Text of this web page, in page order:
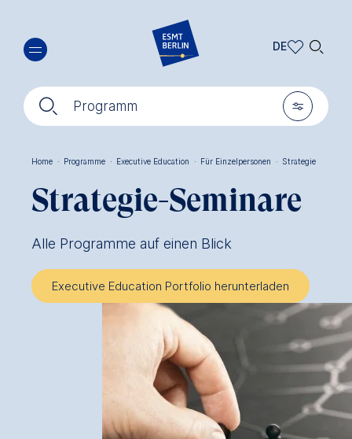
zum
Inhalt
🔍︎ Programm 🎚︎
DE
EN
🔍︎
Pfadnavigation
Home · Programme · Executive Education · Für Einzelpersonen · Strategie
Strategie-Seminare
Alle Programme auf einen Blick
Executive Education Portfolio herunterladen